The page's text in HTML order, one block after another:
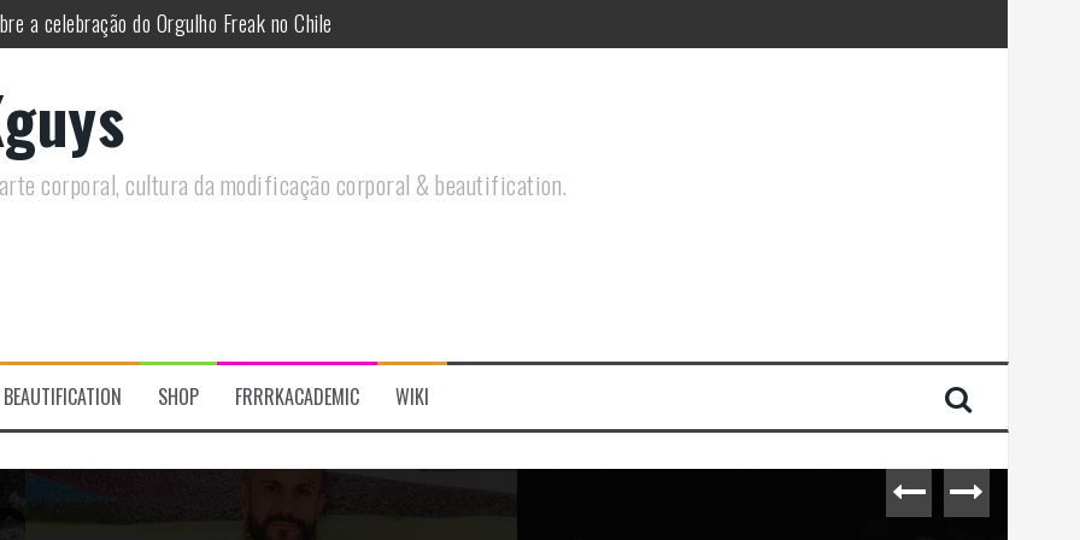
historiador Ronald Canabarro acontecerá no Rio de Janeiro
em Agosto e discutirá questões LGBTQIAPN+ e Modificações Corporais
modificações corporais e anarquia em encontro online
corporais 2.0
a celebração do Orgulho Freak no Chile
corporal, cultura da modificação corporal & beautification.
BEAUTIFICATION SHOP FRRRKACADEMIC WIKI